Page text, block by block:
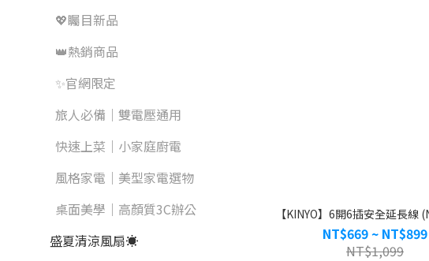
💖矚目新品
👑熱銷商品
✨官網限定
旅人必備｜雙電壓通用
快速上菜｜小家庭廚電
風格家電｜美型家電選物
桌面美學｜高顏質3C辦公
盛夏清涼風扇☀️
【KINYO】6開6插安全延長線
NT$669 ~ NT$899
NT$1,099